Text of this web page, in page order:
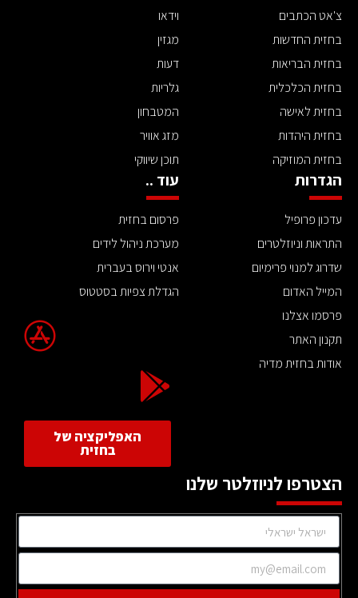
צ'אט הכתבים
בחזית החדשות
בחזית הבריאות
בחזית הכלכלית
בחזית לאישה
בחזית היהדות
בחזית המוזיקה
וידאו
מגזין
דעות
גלריות
המטבחון
מזג אוויר
תוכן שיווקי
הגדרות
עדכון פרופיל
התראות וניוזלטרים
שדרוג למנוי פרימיום
המייל האדום
פרסמו אצלנו
תקנון האתר
אודות בחזית מדיה
עוד ..
פרסום בחזית
מערכת ניהול לידים
אנטי וירוס בעברית
הגדלת צפיות בסטטוס
האפליקציה של
בחזית
הצטרפו לניוזלטר שלנו